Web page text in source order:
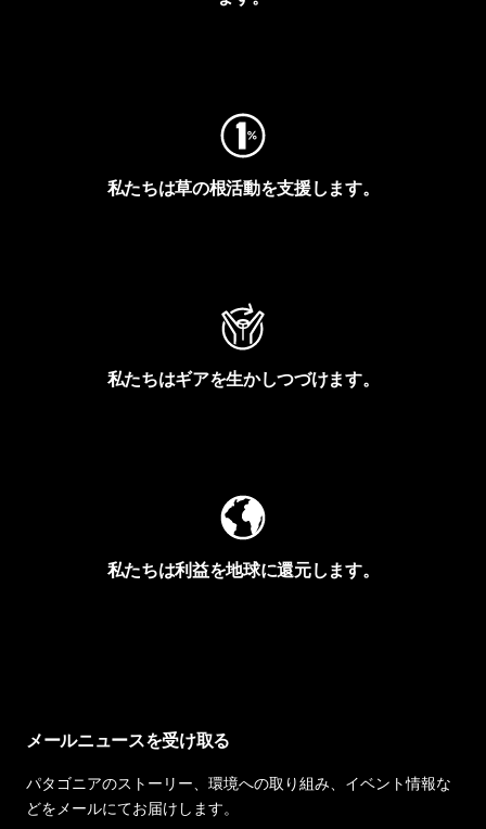
私たちは草の根活動を支援します。
私たちはギアを生かしつづけます。
私たちは利益を地球に還元します。
メールニュースを受け取る
パタゴニアのストーリー、環境への取り組み、イベント情報な
どをメールにてお届けします。